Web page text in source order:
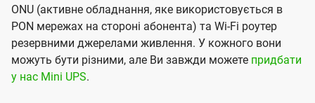
ONU (активне обладнання, яке використовується в
PON мережах на стороні абонента) та Wi-Fi роутер
резервними джерелами живлення. У кожного вони
можуть бути різними, але Ви завжди можете придбати
у нас Mini UPS.